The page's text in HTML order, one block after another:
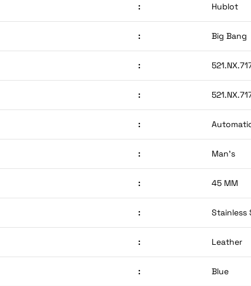
: Hublot
: Big Bang
:
:
:
: Man’s
: 45 MM
: Stainless
: Leather
: Blue